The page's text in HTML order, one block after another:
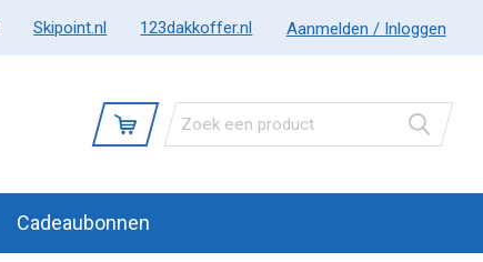
Skipoint.nl 123dakkoffer.nl Aanmelden / Inloggen
Cadeaubonnen